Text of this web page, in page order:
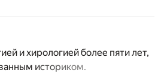
и хирологией более пяти лет,
историком.